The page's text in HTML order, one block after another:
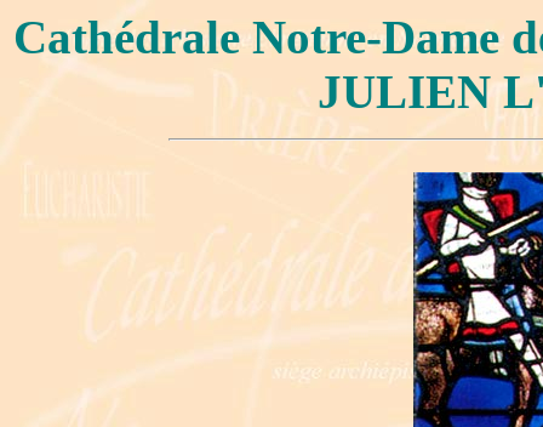
Cathédrale Notre-Dame
JULIEN